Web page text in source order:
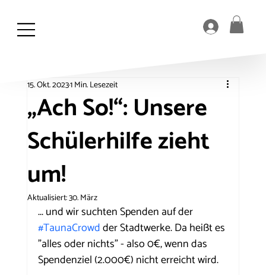
„Ach So!“: Unsere
Schülerhilfe zieht
um!
15. Okt. 20231 Min. Lesezeit
Aktualisiert:30. März
... und wir suchten Spenden auf der
#TaunaCrowd der Stadtwerke. Da heißt es
"alles oder nichts" - also 0€, wenn das
Spendenziel (2.000€) nicht erreicht wird.